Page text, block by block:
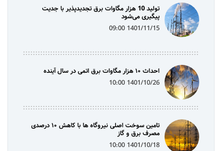
تولید 10 هزار مگاوات برق تجدیدپذیر با جدیت
پیگیری می‌شود
1401/11/15 09:00
احداث ۱۰ هزار مگاوات برق اتمی در سال آینده
1401/10/26 10:00
تامین سوخت اصلی نیروگاه ها با کاهش ۱۰ درصدی
مصرف برق و گاز
1401/10/18 10:00